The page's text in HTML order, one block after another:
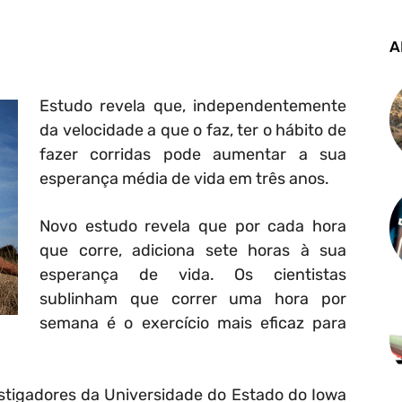
Estudo revela que, independentemente
da velocidade a que o faz, ter o hábito de
fazer corridas pode aumentar a sua
esperança média de vida em três anos.
Novo estudo revela que por cada hora
que corre, adiciona sete horas à sua
esperança de vida. Os cientistas
sublinham que correr uma hora por
semana é o exercício mais eficaz para
da Universidade do Estado do Iowa